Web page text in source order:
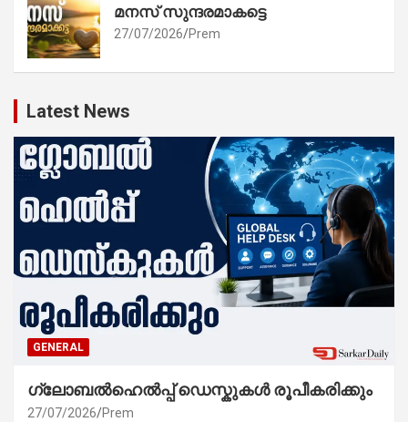
മനസ് സുന്ദരമാകട്ടെ
27/07/2026 Prem
Latest News
GENERAL
ഗ്ലോബൽഹെൽപ്പ് ഡെസ്കുകൾ രൂപീകരിക്കും
27/07/2026 Prem